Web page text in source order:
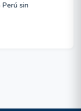
Perú sin